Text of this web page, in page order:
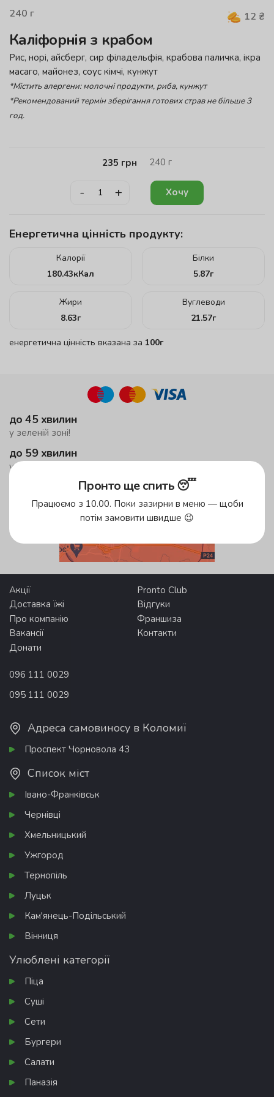
240 г 12 ₴
Каліфорнія з крабом
Рис, норі, айсберг, сир філадельфія, крабова паличка, ікра
масаго, майонез, соус кімчі, кунжут
*Містить алергени: молочні продукти, риба, кунжут
*Рекомендований термін зберігання готових страв не більше 3
год.
235 грн 240 г
- + Хочу
Енергетична цінність продукту:
Калорії
180.43кКал
Білки
5.87г
Жири
8.63г
Вуглеводи
21.57г
енергетична цінність вказана за 100г
до 45 хвилин
у зеленій зоні!
до 59 хвилин
у жовтій зоні
Безкоштовна доставка
від 500 грн
Акції
Pronto Club
Доставка їжі
Відгуки
Про компанію
Франшиза
Вакансії
Контакти
Донати
096 111 0029
095 111 0029
Адреса самовиносу в Коломиї
Проспект Чорновола 43
Список міст
Івано-Франківськ
Чернівці
Хмельницький
Ужгород
Тернопіль
Луцьк
Кам'янець-Подільський
Вінниця
Улюблені категорії
Піца
Суші
Сети
Бургери
Салати
Паназія
Пронто ще спить 😴
Працюємо з 10.00. Поки зазирни в меню — щоби
потім замовити швидше 😉